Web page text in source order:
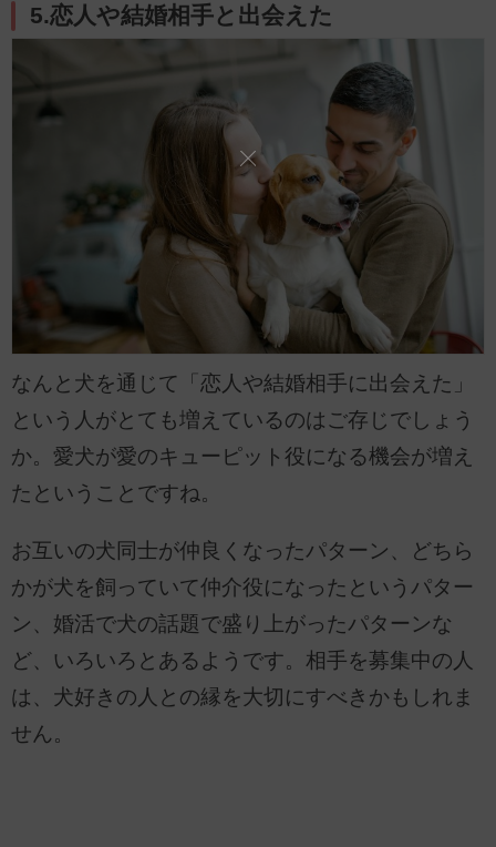
5.恋人や結婚相手と出会えた
なんと犬を通じて「恋人や結婚相手に出会えた」
という人がとても増えているのはご存じでしょう
か。愛犬が愛のキューピット役になる機会が増え
たということですね。
お互いの犬同士が仲良くなったパターン、どちら
かが犬を飼っていて仲介役になったというパター
ン、婚活で犬の話題で盛り上がったパターンな
ど、いろいろとあるようです。相手を募集中の人
は、犬好きの人との縁を大切にすべきかもしれま
せん。